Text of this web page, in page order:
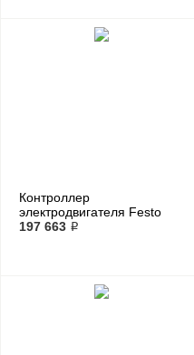
Контроллер
электродвигателя Festo
CMMP-AS-C2-3A-M3
197 663 ₽